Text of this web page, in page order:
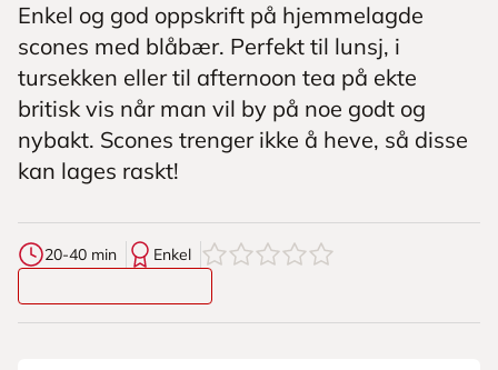
Enkel og god oppskrift på hjemmelagde
scones med blåbær. Perfekt til lunsj, i
tursekken eller til afternoon tea på ekte
britisk vis når man vil by på noe godt og
nybakt. Scones trenger ikke å heve, så disse
kan lages raskt!
20-40 min Enkel 0av5stjerner